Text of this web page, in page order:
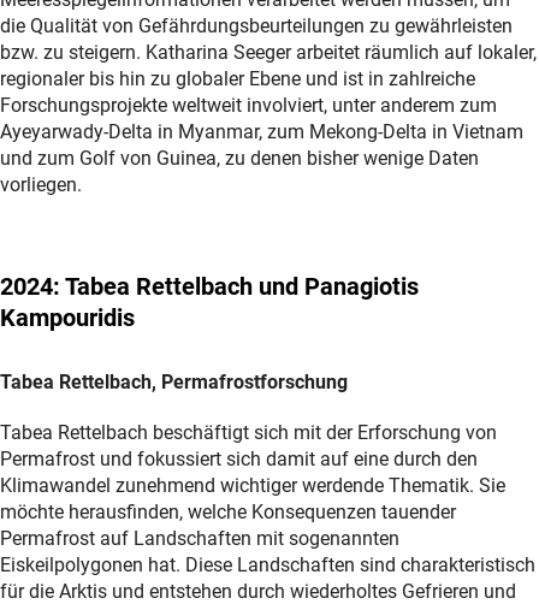
die Qualität von Gefährdungsbeurteilungen zu gewährleisten
bzw. zu steigern. Katharina Seeger arbeitet räumlich auf lokaler,
regionaler bis hin zu globaler Ebene und ist in zahlreiche
Forschungsprojekte weltweit involviert, unter anderem zum
Ayeyarwady-Delta in Myanmar, zum Mekong-Delta in Vietnam
und zum Golf von Guinea, zu denen bisher wenige Daten
vorliegen.
2024: Tabea Rettelbach und Panagiotis
Kampouridis
Tabea Rettelbach, Permafrostforschung
Tabea Rettelbach beschäftigt sich mit der Erforschung von
Permafrost und fokussiert sich damit auf eine durch den
Klimawandel zunehmend wichtiger werdende Thematik. Sie
möchte herausfinden, welche Konsequenzen tauender
Permafrost auf Landschaften mit sogenannten
Eiskeilpolygonen hat. Diese Landschaften sind charakteristisch
für die Arktis und entstehen durch wiederholtes Gefrieren und